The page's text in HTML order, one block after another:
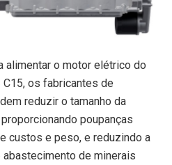
alimentar o motor elétrico do
os fabricantes de
reduzir o tamanho da
poupanças
custos e peso, e reduzindo a
de minerais